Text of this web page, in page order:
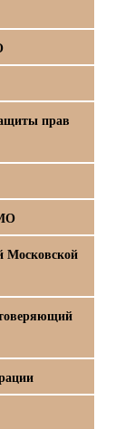
прав
Московской